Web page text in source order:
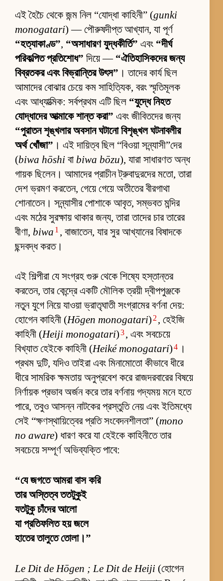
এই হৈচৈ থেকে জন্ম নিল “যোদ্ধা কাহিনী” (gunki
monogatari) — পৌরুষদীপ্ত আখ্যান, যা পূর্ণ
“হত্যাকাণ্ড”, “অসাধারণ যুদ্ধকীর্তি” এবং “দীর্ঘ
পরিকল্পিত প্রতিশোধ” দিয়ে — “ঐতিহাসিকদের জন্য
বিব্রতকর এবং বিভ্রান্তির উৎস” । তাদের কার্য ছিল
আমাদের বোঝার চেয়ে কম সাহিত্যিক, বরং স্মৃতিমূলক
এবং আধ্যাত্মিক: সর্বপ্রথম এটি ছিল “যুদ্ধে নিহত
যোদ্ধাদের আত্মাকে শান্ত করা” এবং জীবিতদের জন্য
“পুরাতন শৃঙ্খলার অবসান ঘটানো বিশৃঙ্খল ঘটনাবলীর
অর্থ খোঁজা” । এই দায়িত্ব ছিল “বিওয়া সন্ন্যাসী”দের
(biwa hōshi বা biwa bōzu), যারা সাধারণত অন্ধ
গায়ক ছিলেন। আমাদের প্রাচীন ট্রুবাদুরদের মতো, তারা
দেশ ভ্রমণ করতেন, গেয়ে গেয়ে অতীতের বীরগাথা
শোনাতেন। সন্ন্যাসীর পোশাকে আবৃত, সম্ভবত মন্দির
এবং মঠের সুরক্ষায় থাকার জন্য, তারা তাদের চার তারের
বীণা, biwa 1 , বাজাতেন, যার সুর আখ্যানের বিষাদকে
ছন্দবদ্ধ করত।
এই শিল্পীরা যে সংগ্রহ গুরু থেকে শিষ্যে হস্তান্তর
করতেন, তার কেন্দ্রে একটি মৌলিক ত্রয়ী দ্বীপপুঞ্জকে
নতুন যুগে নিয়ে যাওয়া ভ্রাতৃঘাতী সংগ্রামের বর্ণনা দেয়:
হোগেন কাহিনী (Hōgen monogatari) 2 , হেইজি
কাহিনী (Heiji monogatari)3, এবং সবচেয়ে
বিখ্যাত হেইকে কাহিনী (Heiké monogatari)4 ।
প্রথম দুটি, যদিও তাইরা এবং মিনামোতো কীভাবে ধীরে
ধীরে সামরিক ক্ষমতায় অনুপ্রবেশ করে রাজদরবারের বিষয়ে
নির্ণায়ক প্রভাব অর্জন করে তার বর্ণনায় গদ্যময় মনে হতে
পারে, তবুও আসন্ন নাটকের প্রস্তুতি নেয় এবং ইতিমধ্যে
সেই “ক্ষণস্থায়িত্বের প্রতি সংবেদনশীলতা” (mono
no aware) ধারণ করে যা হেইকে কাহিনীতে তার
সবচেয়ে সম্পূর্ণ অভিব্যক্তি পাবে:
“যে জগতে আমরা বাস করি
তার অস্তিত্ব ততটুকুই
যতটুকু চাঁদের আলো
যা প্রতিফলিত হয় জলে
হাতের তালুতে তোলা।”
Le Dit de Hōgen ; Le Dit de Heiji (হোগেন